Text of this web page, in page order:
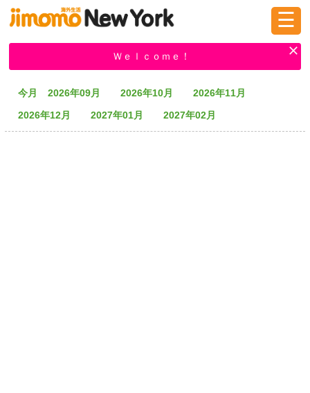
掲示板 タウン情報 教えて！
☰
Ｗｅｌｃｏｍｅ！
今月 2026年09月 2026年10月
2026年11月
2026年12月
2027年01月 2027年02月